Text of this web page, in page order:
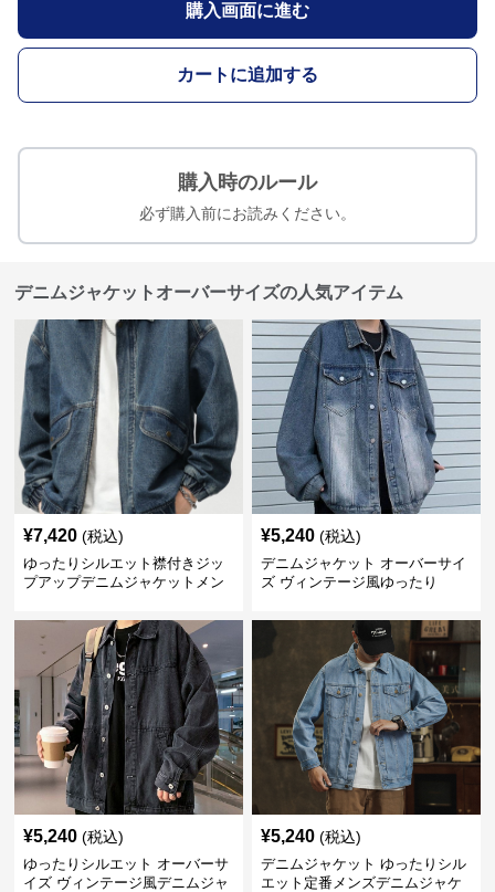
購入画面に進む
カートに追加する
購入時のルール
必ず購入前にお読みください。
デニムジャケットオーバーサイズの人気アイテム
¥7,420 (税込)
ゆったりシルエット襟付きジッ
プアップデニムジャケットメン
¥5,240 (税込)
デニムジャケット オーバーサイ
ズ ヴィンテージ風ゆったり
¥5,240 (税込)
ゆったりシルエット オーバーサ
イズ ヴィンテージ風デニムジャ
¥5,240 (税込)
デニムジャケット ゆったりシル
エット定番メンズデニムジャケ